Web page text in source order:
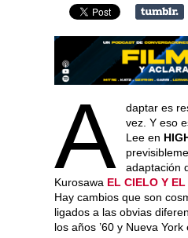
A
daptar es
vez. Y eso
Lee en
adaptación
Kurosawa EL CIELO Y
Hay cambios que son
ligados a las obvias
los años ’60 y Nueva